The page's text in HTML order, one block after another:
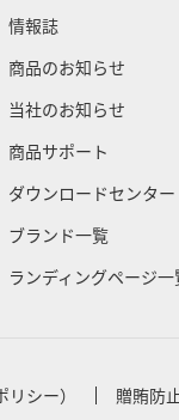
情報誌
商品のお知らせ
当社のお知らせ
商品サポート
ダウンロードセンター
ブランド一覧
ランディングページ一
シー） 贈賄防